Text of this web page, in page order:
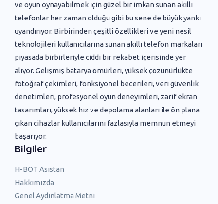
ve oyun oynayabilmek için güzel bir imkan sunan akıllı
telefonlar her zaman olduğu gibi bu sene de büyük yankı
uyandırıyor. Birbirinden çeşitli özellikleri ve yeni nesil
teknolojileri kullanıcılarına sunan akıllı telefon markaları
piyasada birbirleriyle ciddi bir rekabet içerisinde yer
alıyor. Gelişmiş batarya ömürleri, yüksek çözünürlükte
fotoğraf çekimleri, fonksiyonel becerileri, veri güvenlik
denetimleri, profesyonel oyun deneyimleri, zarif ekran
tasarımları, yüksek hız ve depolama alanları ile ön plana
çıkan cihazlar kullanıcılarını fazlasıyla memnun etmeyi
başarıyor.
Bilgiler
H-BOT Asistan
Hakkımızda
Genel Aydınlatma Metni